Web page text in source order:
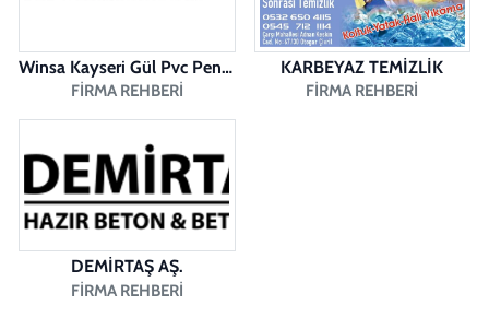
Winsa Kayseri Gül Pvc Pencere Kayseri Winsa
FIRMA REHBERI
KARBEYAZ TEMİZLİK
FIRMA REHBERI
DEMİRTAŞ AŞ.
FIRMA REHBERI